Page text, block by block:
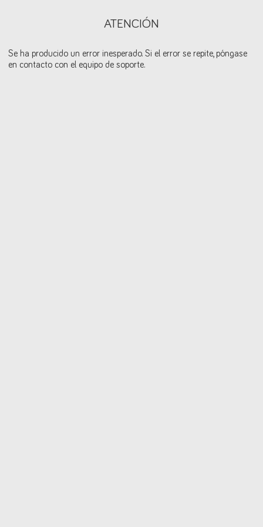
ATENCIÓN
Se ha producido un error inesperado. Si el error se repite, póngase
en contacto con el equipo de soporte.